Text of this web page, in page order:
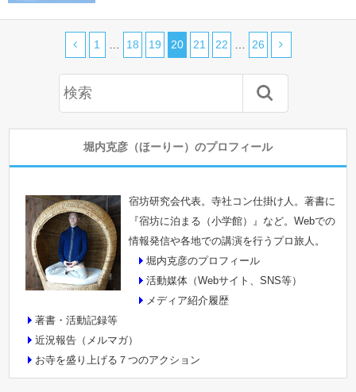
1 18 19 20 21 22 26
堀内克彦（ほーりー）のプロフィール
宿坊研究会代表。寺社コン仕掛け人。著書に
『宿坊に泊まる（小学館）』など。Webでの
情報発信や各地での講演を行うプロ旅人。
堀内克彦のプロフィール
活動媒体（Webサイト、SNS等）
メディア紹介履歴
著書・活動記録等
近況報告（メルマガ）
お寺を盛り上げる７つのアクション